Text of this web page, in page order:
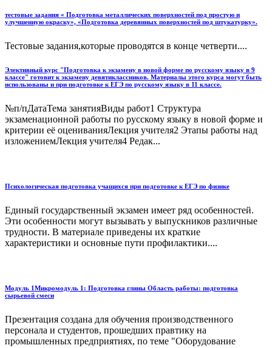
тестовые задания « Подготовка металлических поверхностей под простую и
улучшенную окраску», «Подготовка деревянных поверхностей под штукатурку».
Тестовые задания,которые проводятся в конце четверти....
Элективный курс "Подготовка к экзамену в новой форме по русскому языку в 9
классе" готовит к экзамену девятиклассников. Материалы этого курса могут быть
использованы и при подготовке к ЕГЭ по русскому языку в 11 классе.
№п/пДатаТема занятияВиды работ1 Структура
экзаменационной работы по русскому языку в новой форме и
критерии её оцениванияЛекция учителя2 Этапы работы над
изложениемЛекция учителя4 Редак...
Психологическая подготовка учащихся при подготовке к ЕГЭ по физике
Единый государственный экзамен имеет ряд особенностей.
Эти особенности могут вызывать у выпускников различные
трудности. В материале приведены их краткие
характеристики и основные пути профилактики....
Модуль 1Микромодуль 1: Подготовка глины Область работы: подготовка
сырьевой смеси
Презентация создана для обучения производственного
персонала и студентов, прошедших правтику на
промышленных предприятиях, по теме "Оборудование